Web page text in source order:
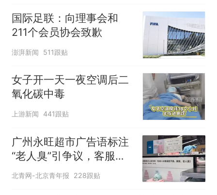
国际足联：向理事会和
211个会员协会致歉
澎湃新闻 511跟贴
女子开一天一夜空调后二
氧化碳中毒
上游新闻 441跟贴
广州永旺超市广告语标注
“老人臭”引争议，客服回
应
北青网-北京青年报 228跟贴